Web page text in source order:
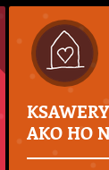
AKO HO